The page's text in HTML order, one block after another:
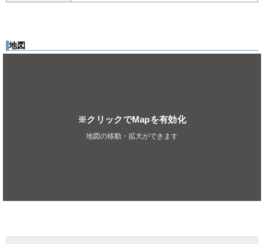
地図
※クリックでMapを有効化
地図の移動・拡大ができます